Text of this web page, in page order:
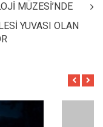
MÜZESİ’NDE
YUVASI OLAN